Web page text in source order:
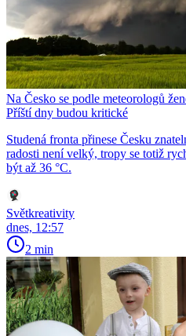
Na Česko se podle meteorologů
Příští dny budou kritické
Studená fronta přinese Česku
radosti není velký, tropy se totiž
být až 36 °C.
Světkreativity
dnes, 12:57
2 min